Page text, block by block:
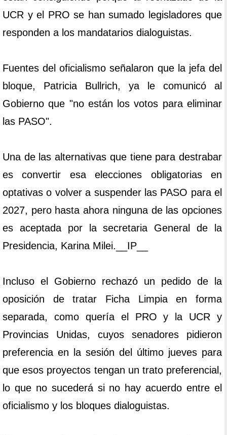
UCR y el PRO se han sumado legisladores que
responden a los mandatarios dialoguistas.
Fuentes del oficialismo señalaron que la jefa del
bloque, Patricia Bullrich, ya le comunicó al
Gobierno que "no están los votos para eliminar
las PASO".
Una de las alternativas que tiene para destrabar
es convertir esa elecciones obligatorias en
optativas o volver a suspender las PASO para el
2027, pero hasta ahora ninguna de las opciones
es aceptada por la secretaria General de la
Presidencia, Karina Milei.__IP__
Incluso el Gobierno rechazó un pedido de la
oposición de tratar Ficha Limpia en forma
separada, como quería el PRO y la UCR y
Provincias Unidas, cuyos senadores pidieron
preferencia en la sesión del último jueves para
que esos proyectos tengan un trato preferencial,
lo que no sucederá si no hay acuerdo entre el
oficialismo y los bloques dialoguistas.